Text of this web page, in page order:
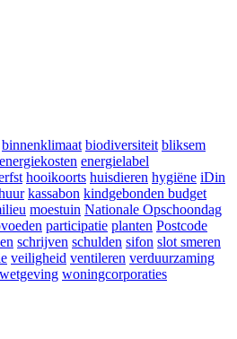
binnenklimaat biodiversiteit bliksem
energiekosten energielabel
hooikoorts huisdieren hygiëne iDin
kassabon kindgebonden budget
moestuin Nationale Opschoondag
participatie planten Postcode
schrijven schulden sifon slot smeren
veiligheid ventileren verduurzaming
wetgeving woningcorporaties